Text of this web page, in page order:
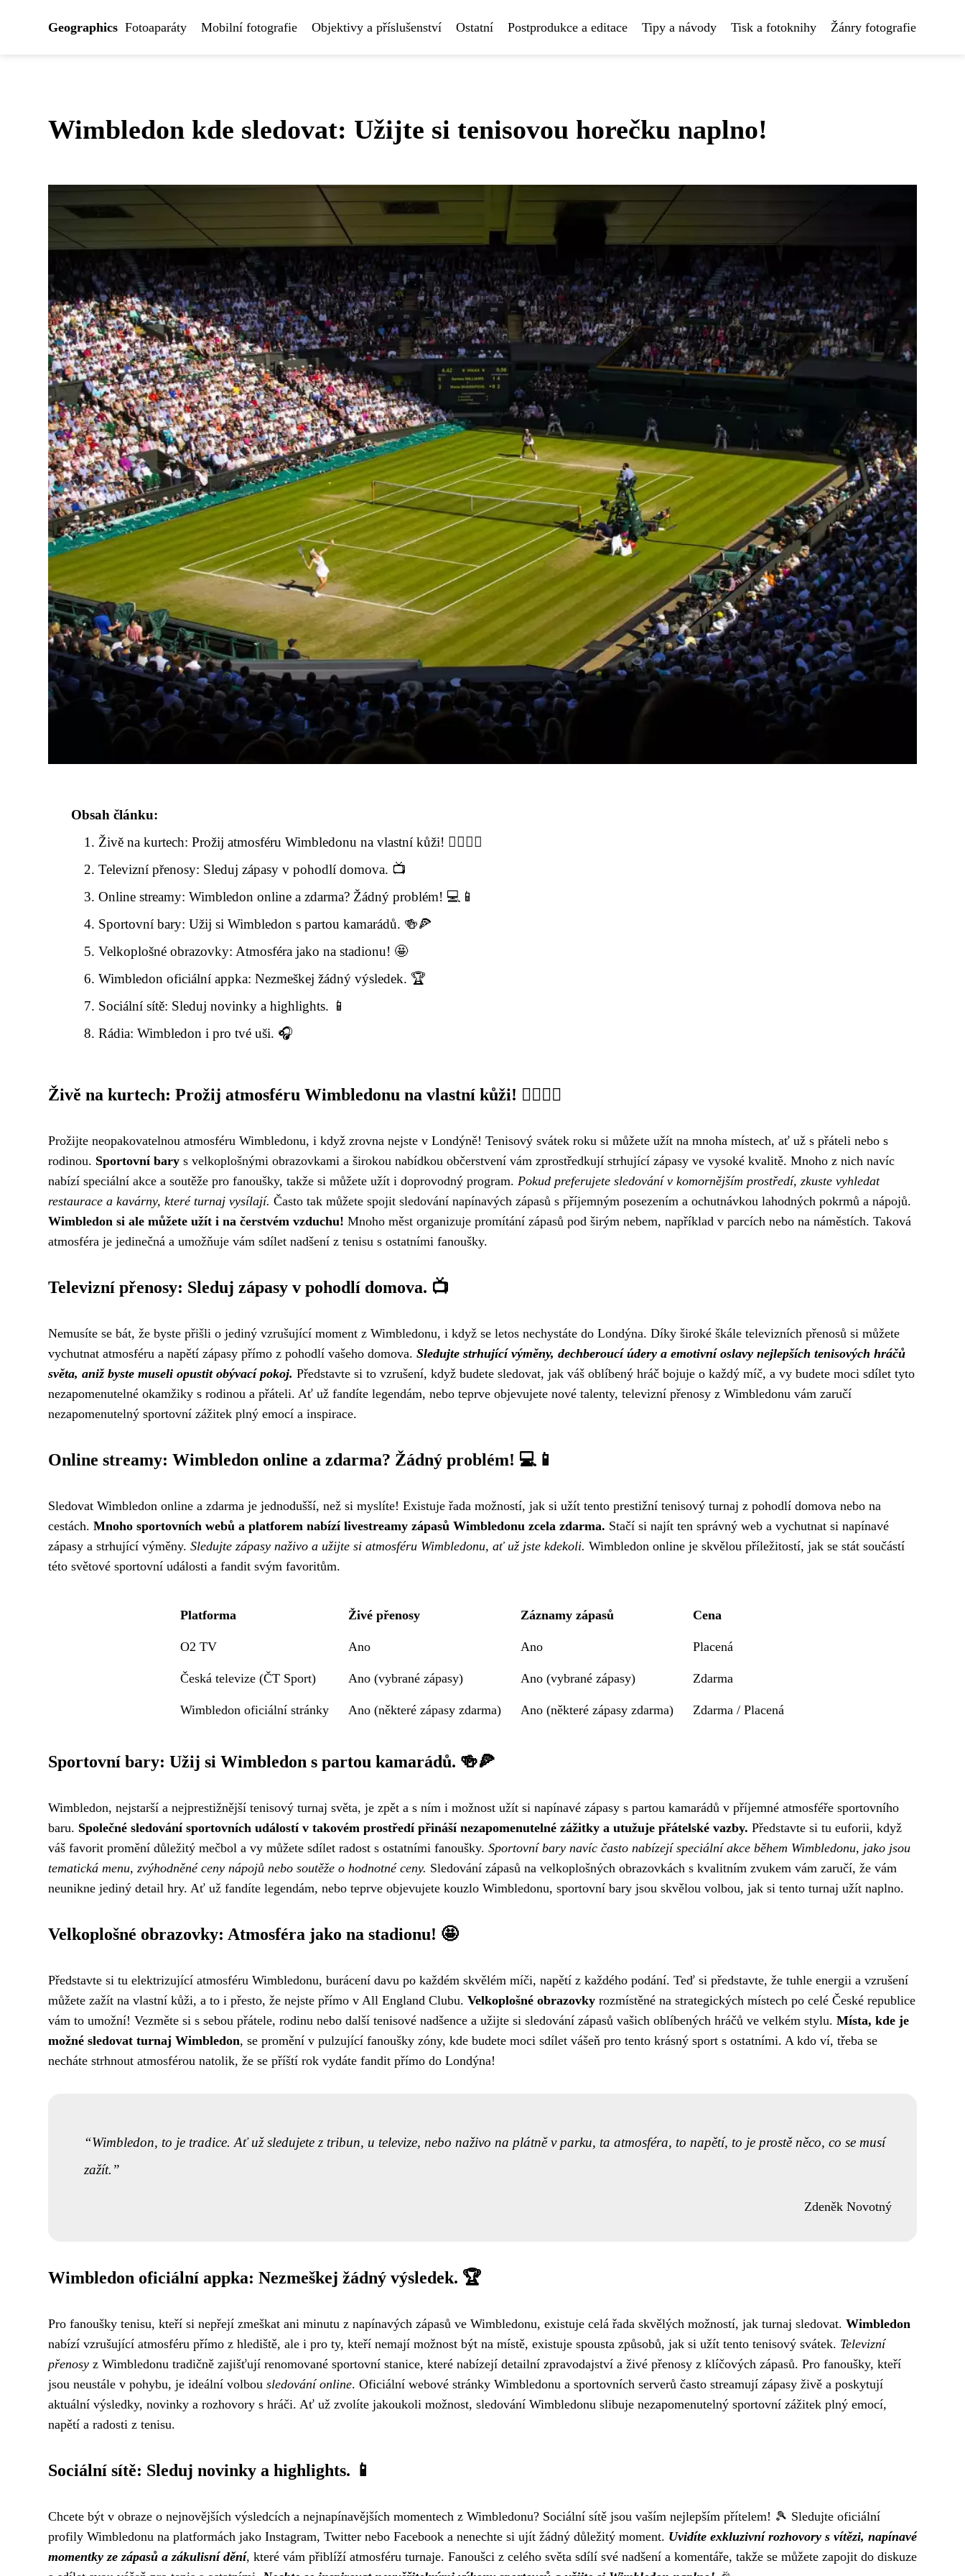
Geographics Fotoaparáty Mobilní fotografie Objektivy a příslušenství Ostatní Postprodukce a editace Tipy a návody Tisk a fotoknihy Žánry fotografie
Wimbledon kde sledovat: Užijte si tenisovou horečku naplno!
Obsah článku:
Živě na kurtech: Prožij atmosféru Wimbledonu na vlastní kůži! 🚶‍♂️🚶‍♀️
Televizní přenosy: Sleduj zápasy v pohodlí domova. 📺
Online streamy: Wimbledon online a zdarma? Žádný problém! 💻📱
Sportovní bary: Užij si Wimbledon s partou kamarádů. 🍻🍕
Velkoplošné obrazovky: Atmosféra jako na stadionu! 🤩
Wimbledon oficiální appka: Nezmeškej žádný výsledek. 🏆
Sociální sítě: Sleduj novinky a highlights. 📱
Rádia: Wimbledon i pro tvé uši. 🎧
Živě na kurtech: Prožij atmosféru Wimbledonu na vlastní kůži! 🚶‍♂️🚶‍♀️
Prožijte neopakovatelnou atmosféru Wimbledonu, i když zrovna nejste v Londýně! Tenisový svátek roku si můžete užít na mnoha místech, ať už s přáteli nebo s
rodinou. Sportovní bary s velkoplošnými obrazovkami a širokou nabídkou občerstvení vám zprostředkují strhující zápasy ve vysoké kvalitě. Mnoho z nich navíc
nabízí speciální akce a soutěže pro fanoušky, takže si můžete užít i doprovodný program. Pokud preferujete sledování v komornějším prostředí, zkuste vyhledat
restaurace a kavárny, které turnaj vysílají. Často tak můžete spojit sledování napínavých zápasů s příjemným posezením a ochutnávkou lahodných pokrmů a nápojů.
Wimbledon si ale můžete užít i na čerstvém vzduchu! Mnoho měst organizuje promítání zápasů pod širým nebem, například v parcích nebo na náměstích. Taková
atmosféra je jedinečná a umožňuje vám sdílet nadšení z tenisu s ostatními fanoušky.
Televizní přenosy: Sleduj zápasy v pohodlí domova. 📺
Nemusíte se bát, že byste přišli o jediný vzrušující moment z Wimbledonu, i když se letos nechystáte do Londýna. Díky široké škále televizních přenosů si můžete
vychutnat atmosféru a napětí zápasy přímo z pohodlí vašeho domova. Sledujte strhující výměny, dechberoucí údery a emotivní oslavy nejlepších tenisových hráčů
světa, aniž byste museli opustit obývací pokoj. Představte si to vzrušení, když budete sledovat, jak váš oblíbený hráč bojuje o každý míč, a vy budete moci sdílet tyto
nezapomenutelné okamžiky s rodinou a přáteli. Ať už fandíte legendám, nebo teprve objevujete nové talenty, televizní přenosy z Wimbledonu vám zaručí
nezapomenutelný sportovní zážitek plný emocí a inspirace.
Online streamy: Wimbledon online a zdarma? Žádný problém! 💻📱
Sledovat Wimbledon online a zdarma je jednodušší, než si myslíte! Existuje řada možností, jak si užít tento prestižní tenisový turnaj z pohodlí domova nebo na
cestách. Mnoho sportovních webů a platforem nabízí livestreamy zápasů Wimbledonu zcela zdarma. Stačí si najít ten správný web a vychutnat si napínavé
zápasy a strhující výměny. Sledujte zápasy naživo a užijte si atmosféru Wimbledonu, ať už jste kdekoli. Wimbledon online je skvělou příležitostí, jak se stát součástí
této světové sportovní události a fandit svým favoritům.
Platforma Živé přenosy Záznamy zápasů Cena
O2 TV Ano Ano Placená
Česká televize (ČT Sport) Ano (vybrané zápasy) Ano (vybrané zápasy) Zdarma
Wimbledon oficiální stránky Ano (některé zápasy zdarma) Ano (některé zápasy zdarma) Zdarma / Placená
Sportovní bary: Užij si Wimbledon s partou kamarádů. 🍻🍕
Wimbledon, nejstarší a nejprestižnější tenisový turnaj světa, je zpět a s ním i možnost užít si napínavé zápasy s partou kamarádů v příjemné atmosféře sportovního
baru. Společné sledování sportovních událostí v takovém prostředí přináší nezapomenutelné zážitky a utužuje přátelské vazby. Představte si tu euforii, když
váš favorit promění důležitý mečbol a vy můžete sdílet radost s ostatními fanoušky. Sportovní bary navíc často nabízejí speciální akce během Wimbledonu, jako jsou
tematická menu, zvýhodněné ceny nápojů nebo soutěže o hodnotné ceny. Sledování zápasů na velkoplošných obrazovkách s kvalitním zvukem vám zaručí, že vám
neunikne jediný detail hry. Ať už fandíte legendám, nebo teprve objevujete kouzlo Wimbledonu, sportovní bary jsou skvělou volbou, jak si tento turnaj užít naplno.
Velkoplošné obrazovky: Atmosféra jako na stadionu! 🤩
Představte si tu elektrizující atmosféru Wimbledonu, burácení davu po každém skvělém míči, napětí z každého podání. Teď si představte, že tuhle energii a vzrušení
můžete zažít na vlastní kůži, a to i přesto, že nejste přímo v All England Clubu. Velkoplošné obrazovky rozmístěné na strategických místech po celé České republice
vám to umožní! Vezměte si s sebou přátele, rodinu nebo další tenisové nadšence a užijte si sledování zápasů vašich oblíbených hráčů ve velkém stylu. Místa, kde je
možné sledovat turnaj Wimbledon, se promění v pulzující fanoušky zóny, kde budete moci sdílet vášeň pro tento krásný sport s ostatními. A kdo ví, třeba se
necháte strhnout atmosférou natolik, že se příští rok vydáte fandit přímo do Londýna!
Wimbledon, to je tradice. Ať už sledujete z tribun, u televize, nebo naživo na plátně v parku, ta atmosféra, to napětí, to je prostě něco, co se musí
zažít.
Zdeněk Novotný
Wimbledon oficiální appka: Nezmeškej žádný výsledek. 🏆
Pro fanoušky tenisu, kteří si nepřejí zmeškat ani minutu z napínavých zápasů ve Wimbledonu, existuje celá řada skvělých možností, jak turnaj sledovat. Wimbledon
nabízí vzrušující atmosféru přímo z hlediště, ale i pro ty, kteří nemají možnost být na místě, existuje spousta způsobů, jak si užít tento tenisový svátek. Televizní
přenosy z Wimbledonu tradičně zajišťují renomované sportovní stanice, které nabízejí detailní zpravodajství a živé přenosy z klíčových zápasů. Pro fanoušky, kteří
jsou neustále v pohybu, je ideální volbou sledování online. Oficiální webové stránky Wimbledonu a sportovních serverů často streamují zápasy živě a poskytují
aktuální výsledky, novinky a rozhovory s hráči. Ať už zvolíte jakoukoli možnost, sledování Wimbledonu slibuje nezapomenutelný sportovní zážitek plný emocí,
napětí a radosti z tenisu.
Sociální sítě: Sleduj novinky a highlights. 📱
Chcete být v obraze o nejnovějších výsledcích a nejnapínavějších momentech z Wimbledonu? Sociální sítě jsou vaším nejlepším přítelem! 🎾 Sledujte oficiální
profily Wimbledonu na platformách jako Instagram, Twitter nebo Facebook a nenechte si ujít žádný důležitý moment. Uvidíte exkluzivní rozhovory s vítězi, napínavé
momentky ze zápasů a zákulisní dění, které vám přiblíží atmosféru turnaje. Fanoušci z celého světa sdílí své nadšení a komentáře, takže se můžete zapojit do diskuze